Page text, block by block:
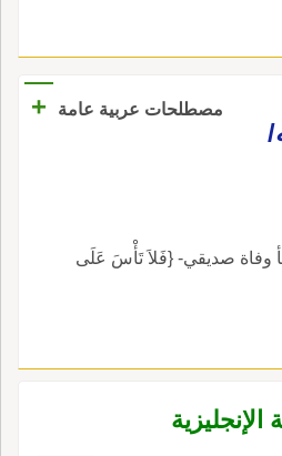
مصطلحات عربية عامة
+
تلقّيت بمزيد الأسى نبأ وفاة صديقي- {فَلاَ تَأْسَ عَلَى